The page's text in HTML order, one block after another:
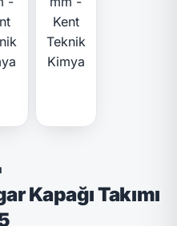
Kapağı Takımı